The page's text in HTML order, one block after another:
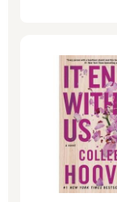
便前往了索多瑪。
們預備筵席，烤無
傳遍全城的時候，
那房子，呼叫羅得
（《創世記》19：
這兩個人──他們要
出是主的天使？唯
制服──或是他們手